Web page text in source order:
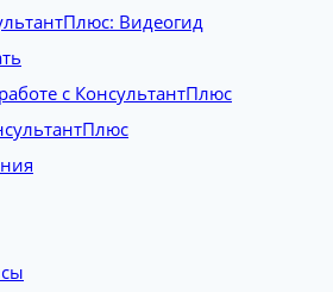
Видеогид
с КонсультантПлюс